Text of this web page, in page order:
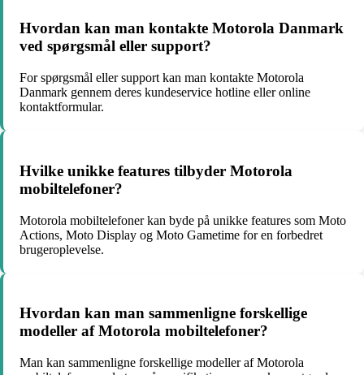
Hvordan kan man kontakte Motorola Danmark
ved spørgsmål eller support?
For spørgsmål eller support kan man kontakte Motorola
Danmark gennem deres kundeservice hotline eller online
kontaktformular.
Hvilke unikke features tilbyder Motorola
mobiltelefoner?
Motorola mobiltelefoner kan byde på unikke features som Moto
Actions, Moto Display og Moto Gametime for en forbedret
brugeroplevelse.
Hvordan kan man sammenligne forskellige
modeller af Motorola mobiltelefoner?
Man kan sammenligne forskellige modeller af Motorola